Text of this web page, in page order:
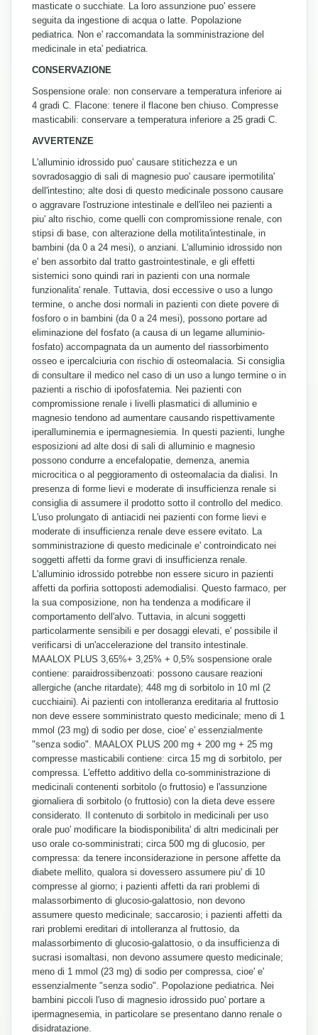
masticate o succhiate. La loro assunzione puo' essere
seguita da ingestione di acqua o latte. Popolazione
pediatrica. Non e' raccomandata la somministrazione del
medicinale in eta' pediatrica.
CONSERVAZIONE
Sospensione orale: non conservare a temperatura inferiore ai
4 gradi C. Flacone: tenere il flacone ben chiuso. Compresse
masticabili: conservare a temperatura inferiore a 25 gradi C.
AVVERTENZE
L'alluminio idrossido puo' causare stitichezza e un
sovradosaggio di sali di magnesio puo' causare ipermotilita'
dell'intestino; alte dosi di questo medicinale possono causare
o aggravare l'ostruzione intestinale e dell'ileo nei pazienti a
piu' alto rischio, come quelli con compromissione renale, con
stipsi di base, con alterazione della motilita'intestinale, in
bambini (da 0 a 24 mesi), o anziani. L'alluminio idrossido non
e' ben assorbito dal tratto gastrointestinale, e gli effetti
sistemici sono quindi rari in pazienti con una normale
funzionalita' renale. Tuttavia, dosi eccessive o uso a lungo
termine, o anche dosi normali in pazienti con diete povere di
fosforo o in bambini (da 0 a 24 mesi), possono portare ad
eliminazione del fosfato (a causa di un legame alluminio-
fosfato) accompagnata da un aumento del riassorbimento
osseo e ipercalciuria con rischio di osteomalacia. Si consiglia
di consultare il medico nel caso di un uso a lungo termine o in
pazienti a rischio di ipofosfatemia. Nei pazienti con
compromissione renale i livelli plasmatici di alluminio e
magnesio tendono ad aumentare causando rispettivamente
iperalluminemia e ipermagnesiemia. In questi pazienti, lunghe
esposizioni ad alte dosi di sali di alluminio e magnesio
possono condurre a encefalopatie, demenza, anemia
microcitica o al peggioramento di osteomalacia da dialisi. In
presenza di forme lievi e moderate di insufficienza renale si
consiglia di assumere il prodotto sotto il controllo del medico.
L'uso prolungato di antiacidi nei pazienti con forme lievi e
moderate di insufficienza renale deve essere evitato. La
somministrazione di questo medicinale e' controindicato nei
soggetti affetti da forme gravi di insufficienza renale.
L'alluminio idrossido potrebbe non essere sicuro in pazienti
affetti da porfiria sottoposti ademodialisi. Questo farmaco, per
la sua composizione, non ha tendenza a modificare il
comportamento dell'alvo. Tuttavia, in alcuni soggetti
particolarmente sensibili e per dosaggi elevati, e' possibile il
verificarsi di un'accelerazione del transito intestinale.
MAALOX PLUS 3,65%+ 3,25% + 0,5% sospensione orale
contiene: paraidrossibenzoati: possono causare reazioni
allergiche (anche ritardate); 448 mg di sorbitolo in 10 ml (2
cucchiaini). Ai pazienti con intolleranza ereditaria al fruttosio
non deve essere somministrato questo medicinale; meno di 1
mmol (23 mg) di sodio per dose, cioe' e' essenzialmente
"senza sodio". MAALOX PLUS 200 mg + 200 mg + 25 mg
compresse masticabili contiene: circa 15 mg di sorbitolo, per
compressa. L'effetto additivo della co-somministrazione di
medicinali contenenti sorbitolo (o fruttosio) e l'assunzione
giornaliera di sorbitolo (o fruttosio) con la dieta deve essere
considerato. Il contenuto di sorbitolo in medicinali per uso
orale puo' modificare la biodisponibilita' di altri medicinali per
uso orale co-somministrati; circa 500 mg di glucosio, per
compressa: da tenere inconsiderazione in persone affette da
diabete mellito, qualora si dovessero assumere piu' di 10
compresse al giorno; i pazienti affetti da rari problemi di
malassorbimento di glucosio-galattosio, non devono
assumere questo medicinale; saccarosio; i pazienti affetti da
rari problemi ereditari di intolleranza al fruttosio, da
malassorbimento di glucosio-galattosio, o da insufficienza di
sucrasi isomaltasi, non devono assumere questo medicinale;
meno di 1 mmol (23 mg) di sodio per compressa, cioe' e'
essenzialmente "senza sodio". Popolazione pediatrica. Nei
bambini piccoli l'uso di magnesio idrossido puo' portare a
ipermagnesemia, in particolare se presentano danno renale o
disidratazione.